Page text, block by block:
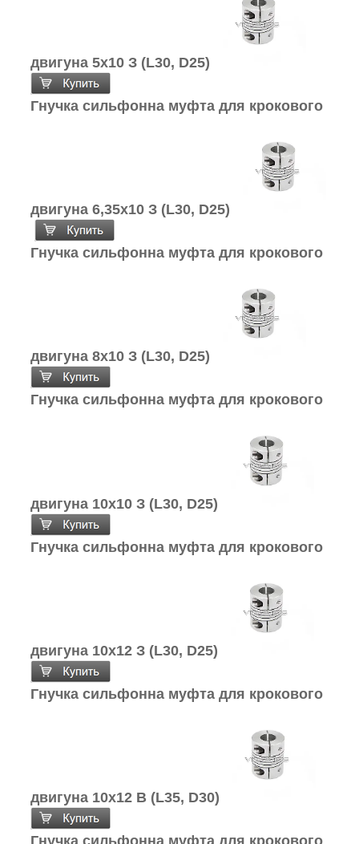
двигуна 5х10 З (L30, D25)
Гнучка сильфонна муфта для крокового
двигуна 6,35х10 З (L30, D25)
Гнучка сильфонна муфта для крокового
двигуна 8х10 З (L30, D25)
Гнучка сильфонна муфта для крокового
двигуна 10х10 З (L30, D25)
Гнучка сильфонна муфта для крокового
двигуна 10х12 З (L30, D25)
Гнучка сильфонна муфта для крокового
двигуна 10х12 В (L35, D30)
Гнучка сильфонна муфта для крокового